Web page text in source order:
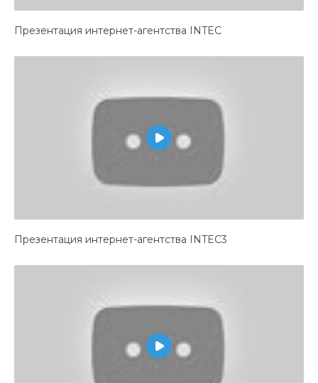
Презентация интернет-агентства INTEC
Презентация интернет-агентства INTEC3